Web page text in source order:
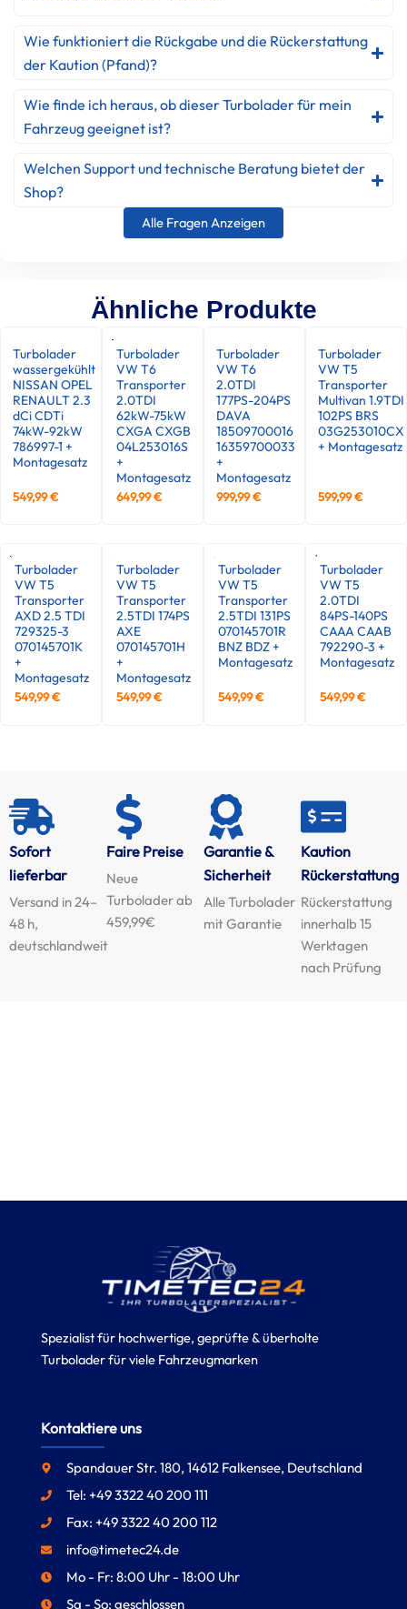
Wie funktioniert die Rückgabe und die Rückerstattung
der Kaution (Pfand)?
Wie finde ich heraus, ob dieser Turbolader für mein
Fahrzeug geeignet ist?
Welchen Support und technische Beratung bietet der
Shop?
Alle Fragen Anzeigen
Ähnliche Produkte
Turbolader
wassergekühlt
NISSAN OPEL
RENAULT 2.3
dCi CDTi
74kW-92kW
786997-1 +
Montagesatz
549,99€
Turbolader
VW T6
Transporter
2.0TDI
62kW-75kW
CXGA CXGB
04L253016S
+
Montagesatz
649,99€
Turbolader
VW T6
2.0TDI
177PS-204PS
DAVA
18509700016
16359700033
+
Montagesatz
999,99€
Turbolader
VW T5
Transporter
Multivan 1.9TDI
102PS BRS
03G253010CX
+ Montagesatz
599,99€
Turbolader
VW T5
Transporter
AXD 2.5 TDI
729325-3
070145701K
+
Montagesatz
549,99€
Turbolader
VW T5
Transporter
2.5TDI 174PS
AXE
070145701H
+
Montagesatz
549,99€
Turbolader
VW T5
Transporter
2.5TDI 131PS
070145701R
BNZ BDZ +
Montagesatz
549,99€
Turbolader
VW T5
2.0TDI
84PS-140PS
CAAA CAAB
792290-3 +
Montagesatz
549,99€
Sofort
lieferbar
Versand in 24–
48 h,
deutschlandweit
Faire Preise
Neue
Turbolader ab
459,99€
Garantie &
Sicherheit
Alle Turbolader
mit Garantie
Kaution
Rückerstattung
Rückerstattung
innerhalb 15
Werktagen
nach Prüfung
Spezialist für hochwertige, geprüfte & überholte
Turbolader für viele Fahrzeugmarken
Kontaktiere uns
Spandauer Str. 180, 14612 Falkensee, Deutschland
Tel: +49 3322 40 200 111
Fax: +49 3322 40 200 112
info@timetec24.de
Mo - Fr: 8:00 Uhr - 18:00 Uhr
Sa - So: geschlossen